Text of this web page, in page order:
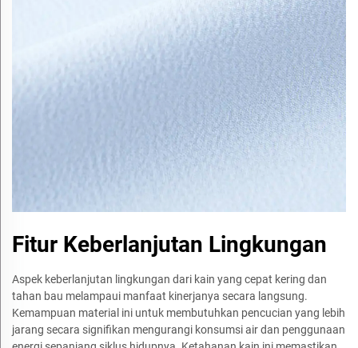
Fitur Keberlanjutan Lingkungan
Aspek keberlanjutan lingkungan dari kain yang cepat kering dan
tahan bau melampaui manfaat kinerjanya secara langsung.
Kemampuan material ini untuk membutuhkan pencucian yang lebih
jarang secara signifikan mengurangi konsumsi air dan penggunaan